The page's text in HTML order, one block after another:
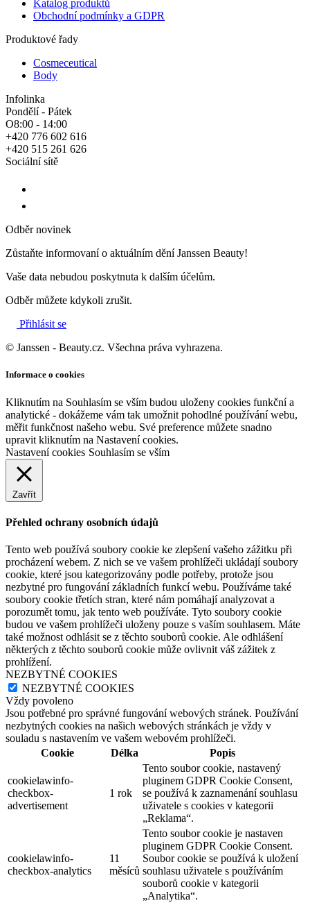
Katalog produktů
Obchodní podmínky a GDPR
Produktové řady
Cosmeceutical
Body
Infolinka
Pondělí - Pátek
O8:00 - 14:00
+420 776 602 616
+420 515 261 626
Sociální sítě
Odběr novinek
Zůstaňte informovaní o aktuálním dění Janssen Beauty!
Vaše data nebudou poskytnuta k dalším účelům.
Odběr můžete kdykoli zrušit.
Přihlásit se
© Janssen - Beauty.cz. Všechna práva vyhrazena.
Informace o cookies
Kliknutím na Souhlasím se vším budou uloženy cookies funkční a
analytické - dokážeme vám tak umožnit pohodlné používání webu,
měřit funkčnost našeho webu. Své preference můžete snadno
upravit kliknutím na Nastavení cookies.
Nastavení cookies Souhlasím se vším
Zavřít
Přehled ochrany osobních údajů
Tento web používá soubory cookie ke zlepšení vašeho zážitku při
procházení webem. Z nich se ve vašem prohlížeči ukládají soubory
cookie, které jsou kategorizovány podle potřeby, protože jsou
nezbytné pro fungování základních funkcí webu. Používáme také
soubory cookie třetích stran, které nám pomáhají analyzovat a
porozumět tomu, jak tento web používáte. Tyto soubory cookie
budou ve vašem prohlížeči uloženy pouze s vaším souhlasem. Máte
také možnost odhlásit se z těchto souborů cookie. Ale odhlášení
některých z těchto souborů cookie může ovlivnit váš zážitek z
prohlížení.
NEZBYTNÉ COOKIES
NEZBYTNÉ COOKIES
Vždy povoleno
Jsou potřebné pro správné fungování webových stránek. Používání
nezbytných cookies na našich webových stránkách je vždy v
souladu s nastavením ve vašem webovém prohlížeči.
Cookie
Délka Popis
cookielawinfo-
checkbox-
advertisement
1 rok
Tento soubor cookie, nastavený
pluginem GDPR Cookie Consent,
se používá k zaznamenání souhlasu
uživatele s cookies v kategorii
„Reklama“.
cookielawinfo-
checkbox-analytics
11
měsíců
Tento soubor cookie je nastaven
pluginem GDPR Cookie Consent.
Soubor cookie se používá k uložení
souhlasu uživatele s používáním
souborů cookie v kategorii
„Analytika“.